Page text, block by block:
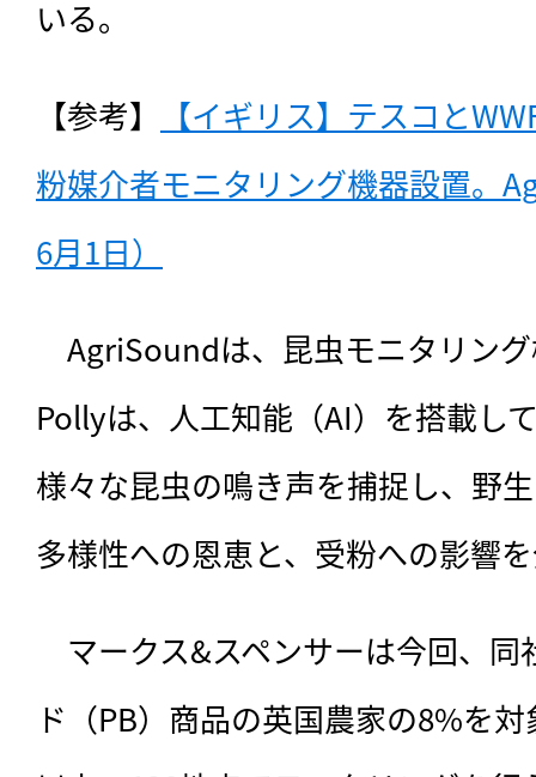
いる。
【参考】
【イギリス】テスコと
粉媒介者モニタリング機器設置。
6月1日）
AgriSoundは、昆虫モニタリン
Pollyは、人工知能（AI）を搭載し
様々な昆虫の鳴き声を捕捉し、野
多様性への恩恵と、受粉への影響
マークス&スペンサーは今回、同
ド（PB）商品の英国農家の8%を